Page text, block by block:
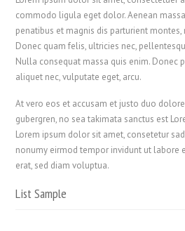
commodo ligula eget dolor. Aenean
penatibus et magnis dis parturient montes,
Donec quam felis, ultricies nec,
Nulla consequat massa quis enim. Donec
aliquet nec, vulputate eget, arcu.
At vero eos et accusam et justo duo
gubergren, no sea takimata sanctus est
Lorem ipsum dolor sit amet, consetetur
nonumy eirmod tempor invidunt ut labore
erat, sed diam voluptua.
List Sample